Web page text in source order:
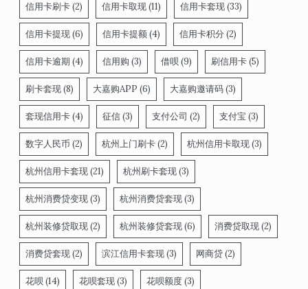
信用卡刷卡(2) 信用卡取现(11) 信用卡套现(33)
信用卡提现(6) 信用卡提额(4) 信用卡积分 (2)
信用卡逾期 (4) 信用购 (3) 借呗 (9) 刷信用卡(5)
刷卡套现(8) 大嘉购APP (6) 大嘉购邀请码(3)
套现信用卡(4) 征信(3) 支付公司 (2) 支付宝 (3)
数字人民币 (2) 杭州上门刷卡(2) 杭州信用卡取现(3)
杭州信用卡套现(21) 杭州刷卡套现(3)
杭州消费贷变现(3) 杭州消费贷套现(3)
杭州装修贷取现(2) 杭州装修贷套现(6) 消费贷取现(2)
消费贷套现(2) 滨江信用卡套现(3) 网商贷(2)
花呗 (14) 花呗套现(3) 花呗额度(3)